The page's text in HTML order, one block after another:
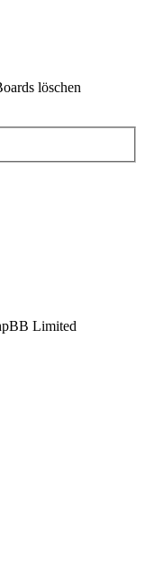
löschen
Limited